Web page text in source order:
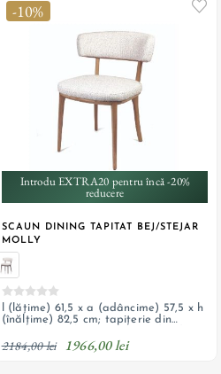
-10%
Introdu EXTRA20 pentru încă -20%
reducere
SCAUN DINING TAPITAT BEJ/STEJAR
MOLLY
l (lățime) 61,5 x a (adâncime) 57,5 x h
(înălțime) 82,5 cm; tapițerie din
stejar natur; posibilitate personalizare
comandă
2184,00 lei 1966,00 lei